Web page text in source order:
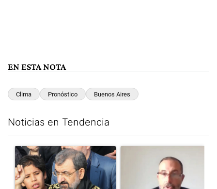
EN ESTA NOTA
Clima Pronóstico Buenos Aires
Noticias en Tendencia
Un artículo de tendencia con el título "Irán nombró al ideólogo